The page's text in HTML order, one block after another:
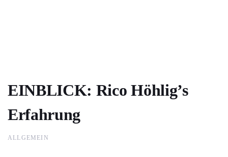
EINBLICK: Rico Höhlig’s
Erfahrung
ALLGEMEIN